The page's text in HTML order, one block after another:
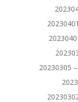
20230305